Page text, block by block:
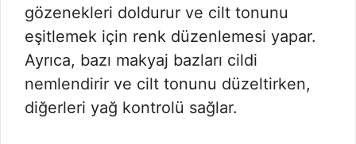
gözenekleri doldurur ve cilt tonunu
eşitlemek için renk düzenlemesi yapar.
Ayrıca, bazı makyaj bazları cildi
nemlendirir ve cilt tonunu düzeltirken,
diğerleri yağ kontrolü sağlar.